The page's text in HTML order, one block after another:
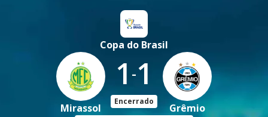
Copa do Brasil
Mirassol
1 -1
Encerrado
Grêmio